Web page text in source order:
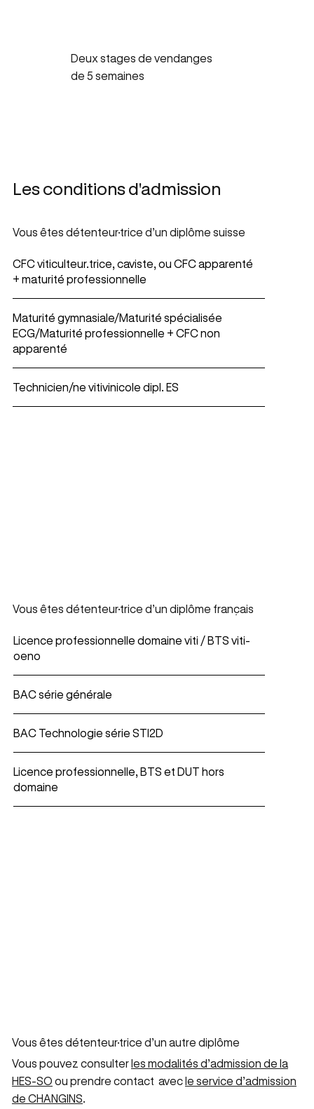
Deux stages de vendanges
de 5 semaines
Les conditions d'admission
Vous êtes détenteur·trice d’un diplôme suisse
CFC viticulteur.trice, caviste, ou CFC apparenté
+ maturité professionnelle
Maturité gymnasiale/Maturité spécialisée
ECG/Maturité professionnelle + CFC non
apparenté
Technicien/ne vitivinicole dipl. ES
Vous êtes détenteur·trice d’un diplôme français
Licence professionnelle domaine viti / BTS viti-
oeno
BAC série générale
BAC Technologie série STI2D
Licence professionnelle, BTS et DUT hors
domaine
Vous êtes détenteur·trice d’un autre diplôme
Vous pouvez consulterles modalités d’admission de la
HES-SO ou prendre contact avecle service d’admission
de CHANGINS.